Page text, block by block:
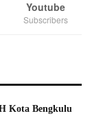
Youtube
Subscribers
Kota Bengkulu